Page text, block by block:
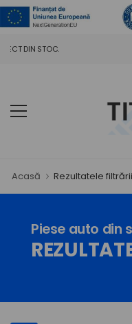
Acasă Rezultatele filtrării
Piese auto din